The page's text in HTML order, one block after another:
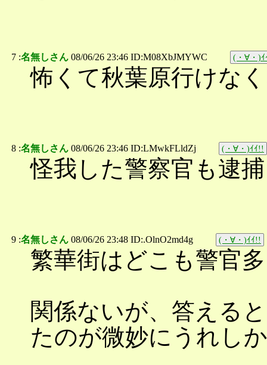
7 :名無しさん 08/06/26 23:46 ID:M08XbJMYWC (・∀・)
怖くて秋葉原行けな
8 :名無しさん 08/06/26 23:46 ID:LMwkFLldZj (・∀・)ｲｲ!!
怪我した警察官も逮
9 :名無しさん 08/06/26 23:48 ID:.OlnO2md4g (・∀・)ｲｲ!!
繁華街はどこも警官
関係ないが、答える
たのが微妙にうれし